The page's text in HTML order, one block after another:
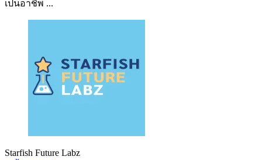
เป็นอาชีพ ...
Starfish Future Labz